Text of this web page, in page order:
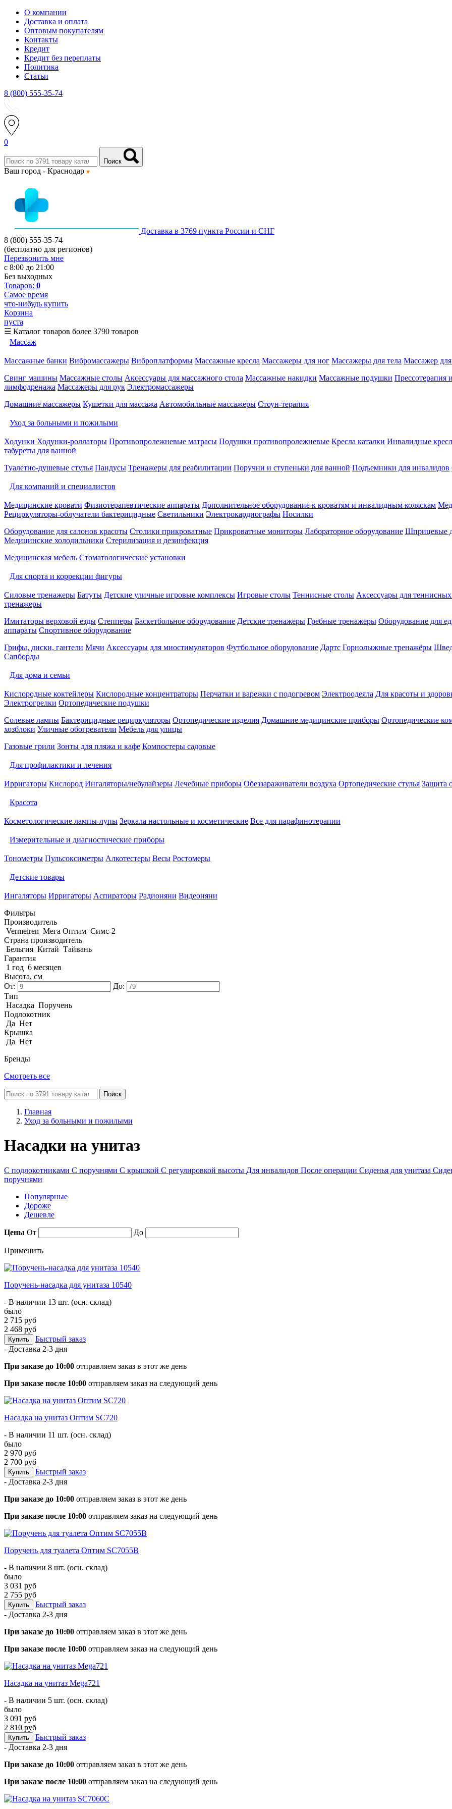
О компании
Доставка и оплата
Оптовым покупателям
Контакты
Кредит
Кредит без переплаты
Политика
Статьи
8 (800) 555-35-74
0
Поиск
Ваш город - Краснодар
Доставка в 3769 пункта России и СНГ
8 (800) 555-35-74
(бесплатно для регионов)
Перезвонить мне
с 8:00 до 21:00
Без выходных
Товаров: 0
Самое время
что-нибудь купить
Корзина
пуста
☰ Каталог товаров более 3790 товаров
Массаж
Массажные банки Вибромассажеры Виброплатформы Массажные кресла Массажеры для ног Массажеры для тела Массажер
Свинг машины Массажные столы Аксессуары для массажного стола Массажные накидки Массажные подушки Прессотерапия
лимфодренажа Массажеры для рук Электромассажеры
Домашние массажеры Кушетки для массажа Автомобильные массажеры Стоун-терапия
Уход за больными и пожилыми
Ходунки Ходунки-роллаторы Противопролежневые матрасы Подушки противопролежневые Кресла каталки Инвалидные
табуреты для ванной
Туалетно-душевые стулья Пандусы Тренажеры для реабилитации Поручни и ступеньки для ванной Подъемники для инвалидов
Для компаний и специалистов
Медицинские кровати Физиотерапевтические аппараты Дополнительное оборудование к кроватям и инвалидным коляскам
Рециркуляторы-облучатели бактерицидные Светильники Электрокардиографы Носилки
Оборудование для салонов красоты Столики прикроватные Прикроватные мониторы Лабораторное оборудование Шприцевые
Медицинские холодильники Стерилизация и дезинфекция
Медицинская мебель Стоматологические установки
Для спорта и коррекции фигуры
Силовые тренажеры Батуты Детские уличные игровые комплексы Игровые столы Теннисные столы Аксессуары для теннисных
тренажеры
Имитаторы верховой езды Степперы Баскетбольное оборудование Детские тренажеры Гребные тренажеры Оборудование для
аппараты Спортивное оборудование
Грифы, диски, гантели Мячи Аксессуары для миостимуляторов Футбольное оборудование Дартс Горнолыжные тренажёры
Сапборды
Для дома и семьи
Кислородные коктейлеры Кислородные концентраторы Перчатки и варежки с подогревом Электроодеяла Для красоты и
Электрогрелки Ортопедические подушки
Солевые лампы Бактерицидные рециркуляторы Ортопедические изделия Домашние медицинские приборы Ортопедические
хозблоки Уличные обогреватели Мебель для улицы
Газовые грили Зонты для пляжа и кафе Компостеры садовые
Для профилактики и лечения
Ирригаторы Кислород Ингаляторы/небулайзеры Лечебные приборы Обеззараживатели воздуха Ортопедические стулья Защита
Красота
Косметологические лампы-лупы Зеркала настольные и косметические Все для парафинотерапии
Измерительные и диагностические приборы
Тонометры Пульсоксиметры Алкотестеры Весы Ростомеры
Детские товары
Ингаляторы Ирригаторы Аспираторы Радионяни Видеоняни
Фильтры
Производитель
Vermeiren Мега Оптим Симс-2
Страна производитель
Бельгия Китай Тайвань
Гарантия
1 год 6 месяцев
Высота, см
От:
До:
Тип
Насадка Поручень
Подлокотник
Да Нет
Крышка
Да Нет
Бренды
Смотреть все
Поиск
Главная
Уход за больными и пожилыми
Насадки на унитаз
С подлокотниками С поручнями С крышкой С регулировкой высоты Для инвалидов После операции Сиденья для унитаза
поручнями
Популярные
Дороже
Дешевле
Цены От До
Применить
Поручень-насадка для унитаза 10540
- В наличии 13 шт. (осн. склад)
было
2 715 руб
2 468 руб
Купить
Быстрый заказ
- Доставка 2-3 дня
При заказе до 10:00 отправляем заказ в этот же день
При заказе после 10:00 отправляем заказ на следующий день
Насадка на унитаз Оптим SC720
- В наличии 11 шт. (осн. склад)
было
2 970 руб
2 700 руб
Купить
Быстрый заказ
- Доставка 2-3 дня
При заказе до 10:00 отправляем заказ в этот же день
При заказе после 10:00 отправляем заказ на следующий день
Поручень для туалета Оптим SC7055B
- В наличии 8 шт. (осн. склад)
было
3 031 руб
2 755 руб
Купить
Быстрый заказ
- Доставка 2-3 дня
При заказе до 10:00 отправляем заказ в этот же день
При заказе после 10:00 отправляем заказ на следующий день
Насадка на унитаз Mega721
- В наличии 5 шт. (осн. склад)
было
3 091 руб
2 810 руб
Купить
Быстрый заказ
- Доставка 2-3 дня
При заказе до 10:00 отправляем заказ в этот же день
При заказе после 10:00 отправляем заказ на следующий день